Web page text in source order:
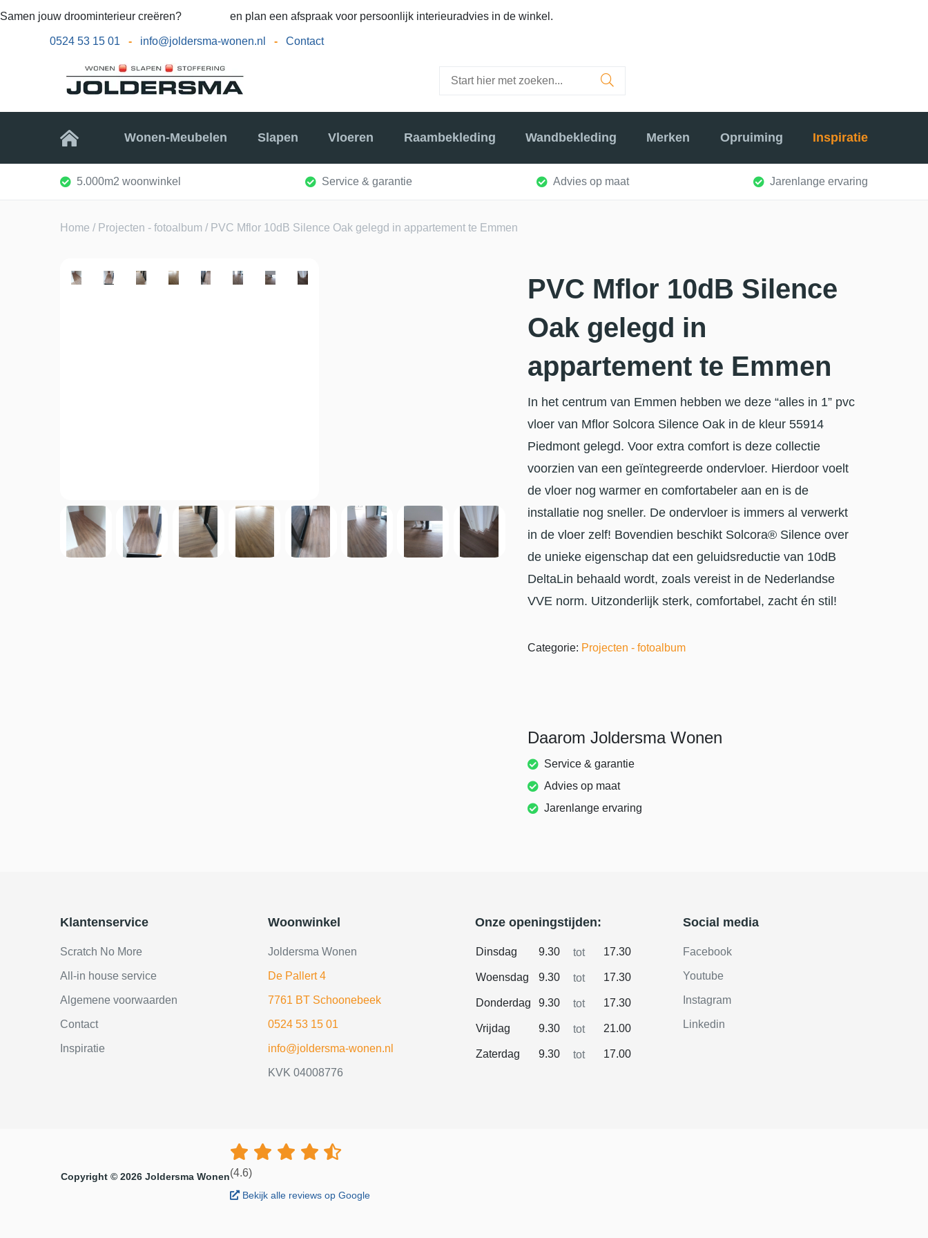
Samen jouw droominterieur creëren? en plan een afspraak voor persoonlijk interieuradvies in de winkel.
0524 53 15 01 - info@joldersma-wonen.nl - Contact
Home Wonen-Meubelen Slapen Vloeren Raambekleding Wandbekleding Merken Opruiming Inspiratie
5.000m2 woonwinkel Service & garantie Advies op maat Jarenlange ervaring
Home / Projecten - fotoalbum / PVC Mflor 10dB Silence Oak gelegd in appartement te Emmen
PVC Mflor 10dB Silence
Oak gelegd in
appartement te Emmen
In het centrum van Emmen hebben we deze “alles in 1” pvc
vloer van Mflor Solcora Silence Oak in de kleur 55914
Piedmont gelegd. Voor extra comfort is deze collectie
voorzien van een geïntegreerde ondervloer. Hierdoor voelt
de vloer nog warmer en comfortabeler aan en is de
installatie nog sneller. De ondervloer is immers al verwerkt
in de vloer zelf! Bovendien beschikt Solcora® Silence over
de unieke eigenschap dat een geluidsreductie van 10dB
DeltaLin behaald wordt, zoals vereist in de Nederlandse
VVE norm. Uitzonderlijk sterk, comfortabel, zacht én stil!
Categorie: Projecten - fotoalbum
Daarom Joldersma Wonen
Service & garantie
Advies op maat
Jarenlange ervaring
Klantenservice
Scratch No More
All-in house service
Algemene voorwaarden
Contact
Inspiratie
Woonwinkel
Joldersma Wonen
De Pallert 4
7761 BT Schoonebeek
0524 53 15 01
info@joldersma-wonen.nl
KVK 04008776
Onze openingstijden:
Dinsdag 9.30 tot 17.30
Woensdag 9.30 tot 17.30
Donderdag 9.30 tot 17.30
Vrijdag 9.30 tot 21.00
Zaterdag 9.30 tot 17.00
Social media
Facebook
Youtube
Instagram
Linkedin
Copyright © 2026 Joldersma Wonen(4.6)
Bekijk alle reviews op Google